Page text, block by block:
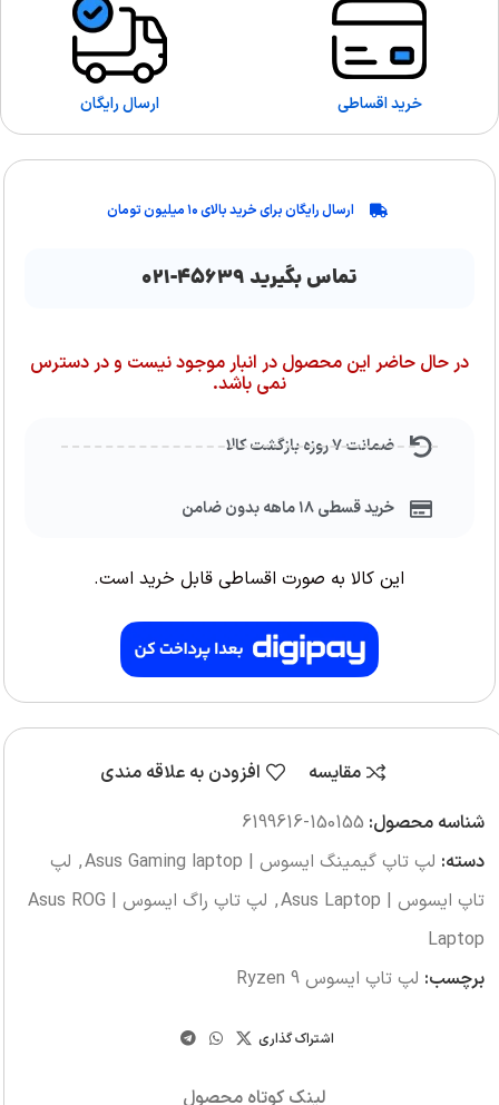
خرید اقساطی ارسال رایگان
ارسال رایگان برای خرید بالای ۱۰ میلیون تومان
تماس بگیرید ۴۵۶۳۹-۰۲۱
در حال حاضر این محصول در انبار موجود نیست و در دسترس
نمی باشد.
ضمانت ۷ روزه بازگشت کالا
خرید قسطی ۱۸ ماهه بدون ضامن
این کالا به صورت اقساطی قابل خرید است.
مقایسه
افزودن به علاقه مندی
شناسه محصول: 150155-6199616
دسته: لپ تاپ گیمینگ ایسوس | Asus Gaming laptop , لپ
تاپ ایسوس | Asus Laptop
,
لپ تاپ راگ ایسوس | Asus ROG
Laptop
برچسب: لپ تاپ ایسوس Ryzen 9
اشتراک گذاری
لینک کوتاه محصول